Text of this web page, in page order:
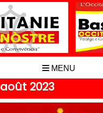
MENU
août 2023